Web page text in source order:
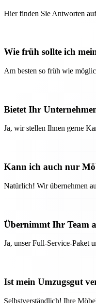
Hier finden Sie Antworten
Wie früh sollte ich
Am besten so früh wie
Bietet Ihr
Ja, wir stellen Ihnen gerne
Kann ich auch nur
Natürlich! Wir übernehmen
Übernimmt Ihr Team
Ja, unser Full-Service-Paket
Ist mein Umzugsgut
Selbstverständlich! Ihre